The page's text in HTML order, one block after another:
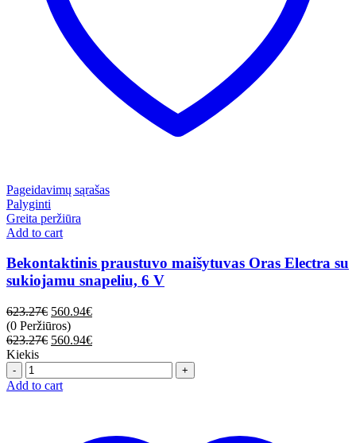
Pageidavimų sąrašas
Palyginti
Greita peržiūra
Add to cart
Bekontaktinis praustuvo maišytuvas Oras Electra su
sukiojamu snapeliu, 6 V
623.27€ 560.94€
(0 Peržiūros)
623.27€ 560.94€
Kiekis
Quantity
Add to cart